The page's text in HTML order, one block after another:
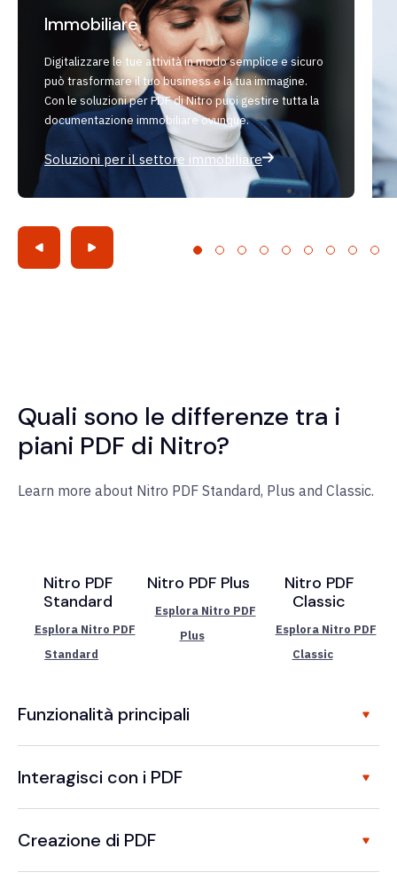
Immobiliare
Digitalizzare le tue attività in modo semplice e sicuro
può trasformare il tuo business e la tua immagine.
Con le soluzioni per PDF di Nitro puoi gestire tutta la
documentazione immobiliare ovunque.
Soluzioni per il settore immobiliare
Quali sono le differenze tra i
piani PDF di Nitro?
Learn more about Nitro PDF Standard, Plus and Classic.
Nitro PDF
Standard
Esplora Nitro PDF
Standard
Nitro PDF Plus
Esplora Nitro PDF
Plus
Nitro PDF
Classic
Esplora Nitro PDF
Classic
Funzionalità principali
Interagisci con i PDF
Creazione di PDF